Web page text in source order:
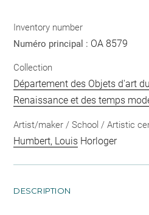
Inventory number
Numéro principal : OA 8579
Collection
Département des Objets d'art
Renaissance et des temps
Artist/maker / School / Artistic
Humbert, Louis Horloger
DESCRIPTION